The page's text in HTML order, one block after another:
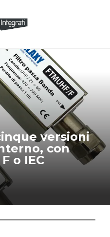
versioni
con
o IEC